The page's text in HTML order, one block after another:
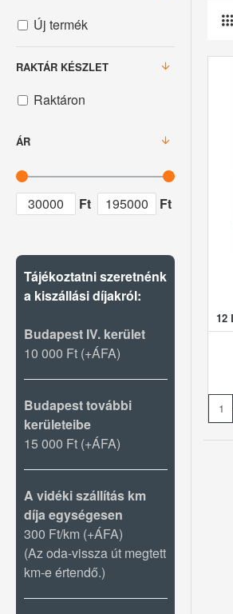
ÁR
Ft Ft
Új termék
RAKTÁR KÉSZLET
Raktáron
Tájékoztatni szeretnénk
a kiszállási díjakról:
Budapest IV. kerület
10 000 Ft (+ÁFA)
Budapest további
kerületeibe
15 000 Ft (+ÁFA)
A vidéki szállítás km
díja egységesen
300 Ft/km (+ÁFA)
(Az oda-vissza út megtett
km-e értendő.)
12